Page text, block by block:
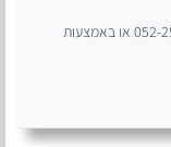
ליצירת קשר עם המשרד ניתן לפנות בטלפון 052-2508109 או באמצעות